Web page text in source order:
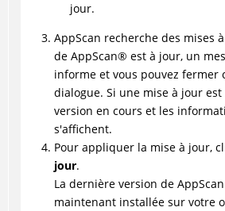
jour.
AppScan recherche des mises
de AppScan® est à jour, un
informe et vous pouvez fermer
dialogue. Si une mise à jour
version en cours et les
s'affichent.
Pour appliquer la mise à jour,
jour.
La dernière version de
maintenant installée sur votre